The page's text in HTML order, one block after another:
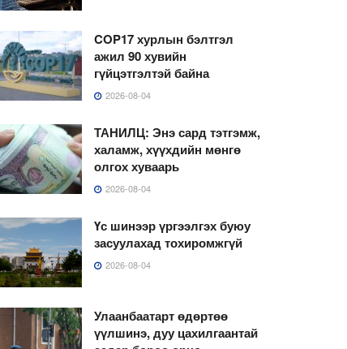
COP17 хурлын бэлтгэл
ажил 90 хувийн
гүйцэтгэлтэй байна
2026-08-04
ТАНИЛЦ: Энэ сард тэтгэмж,
халамж, хүүхдийн мөнгө
олгох хуваарь
2026-08-04
Үс шинээр үргээлгэх буюу
засуулахад тохиромжгүй
2026-08-04
Улаанбаатарт өдөртөө
үүлшинэ, дуу цахилгаантай